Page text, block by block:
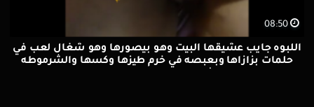
08:50
اللبوه جايب عشيقها البيت وهو بيصورها وهو شغال لعب في
حلمات بزازاها وبعبصه في خرم طيزها وكسها والشرموطه